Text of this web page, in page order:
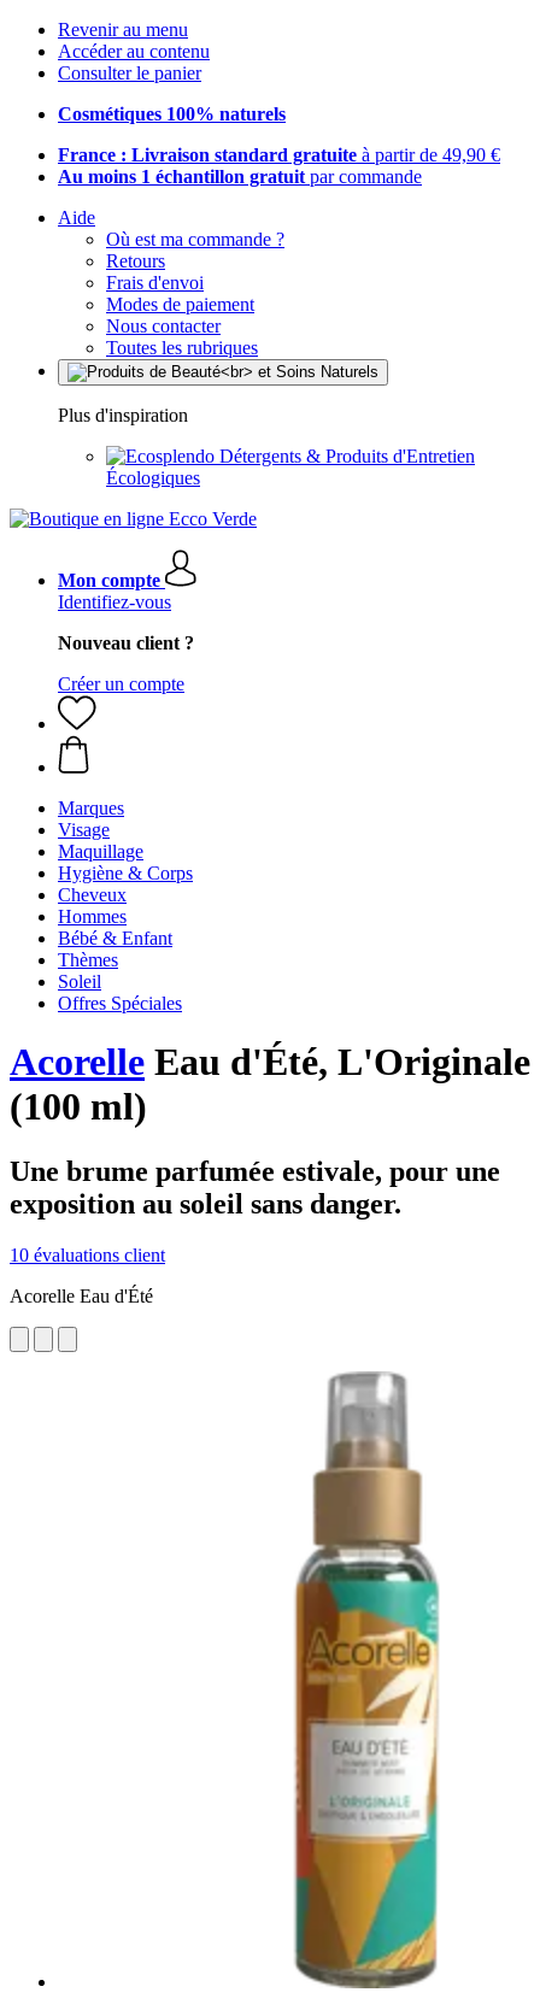
Revenir au menu
Accéder au contenu
Consulter le panier
Cosmétiques 100% naturels
France : Livraison standard gratuite à partir de 49,90 €
Au moins 1 échantillon gratuit par commande
Aide
Où est ma commande ?
Retours
Frais d'envoi
Modes de paiement
Nous contacter
Toutes les rubriques
Plus d'inspiration
Détergents & Produits d'Entretien
Écologiques
Mon compte
Identifiez-vous
Nouveau client ?
Créer un compte
Marques
Visage
Maquillage
Hygiène & Corps
Cheveux
Hommes
Bébé & Enfant
Thèmes
Soleil
Offres Spéciales
Acorelle Eau d'Été, L'Originale
(100 ml)
Une brume parfumée estivale, pour une
exposition au soleil sans danger.
10 évaluations client
Acorelle Eau d'Été